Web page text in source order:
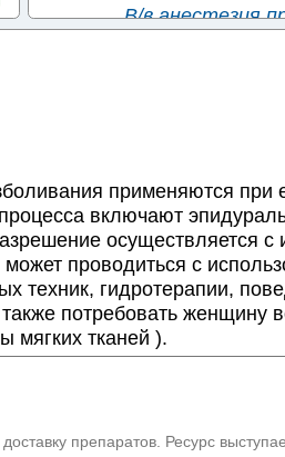
В/в анестезия
✚Акушерские пособия
✚Остановка
применяются при
включают
осуществляется с
проводиться с
гидротерапии,
потребовать женщину
мягких тканей ).
препаратов. Ресурс